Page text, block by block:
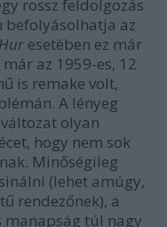
rossz feldolgozás
az
esetében ez már
az 1959-es, 12
is remake volt,
A lényeg
olyan
hogy nem sok
Minőségileg
(lehet amúgy,
rendezőnek), a
manapság túl nagy